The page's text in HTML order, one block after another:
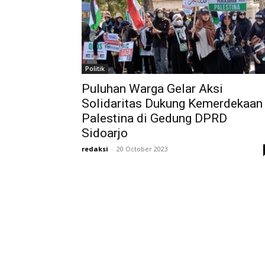
Politik
Puluhan Warga Gelar Aksi
Solidaritas Dukung Kemerdekaan
Palestina di Gedung DPRD
Sidoarjo
redaksi - 20 October 2023